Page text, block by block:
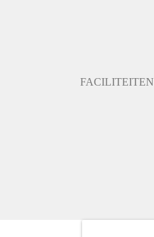
FACILITEITEN